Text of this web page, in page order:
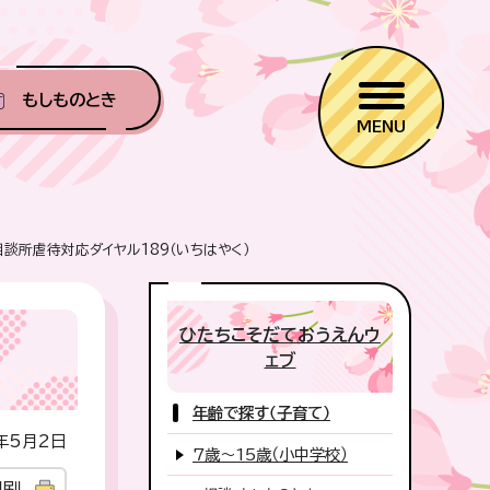
もしものとき
MENU
所虐待対応ダイヤル189（いちはやく）
月2日
ひたちこそだておうえんウ
ェブ
年齢で探す（子育て）
7歳～15歳（小中学校）